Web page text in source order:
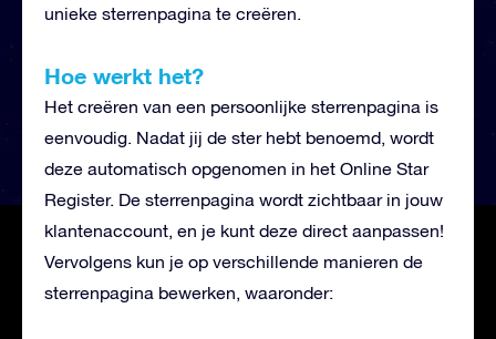
unieke sterrenpagina te creëren.
Hoe werkt het?
Het creëren van een persoonlijke sterrenpagina is
eenvoudig. Nadat jij de ster hebt benoemd, wordt
deze automatisch opgenomen in het Online Star
Register. De sterrenpagina wordt zichtbaar in jouw
klantenaccount, en je kunt deze direct aanpassen!
Vervolgens kun je op verschillende manieren de
sterrenpagina bewerken, waaronder: